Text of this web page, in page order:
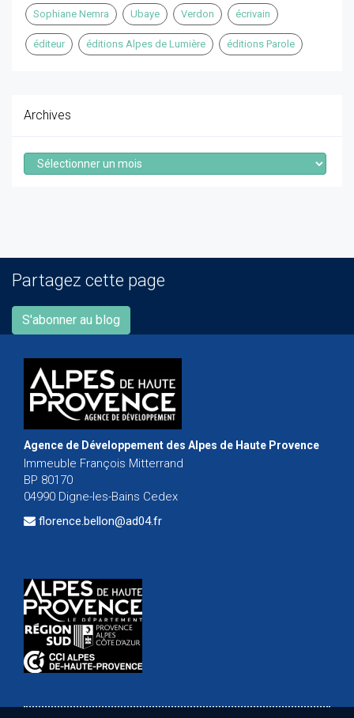
Sophiane Nemra Ubaye Verdon écrivain
éditeur éditions Alpes de Lumière éditions Parole
Archives
Archives
Partagez cette page
S'abonner au blog
Agence de Développement des Alpes de Haute Provence
Immeuble François Mitterrand
BP 80170
04990 Digne-les-Bains Cedex
florence.bellon@ad04.fr